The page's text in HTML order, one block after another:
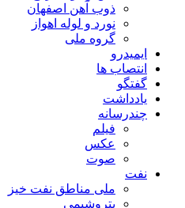
ذوب آهن اصفهان
نورد و لوله اهواز
گروه ملی
ایمیدرو
انتصاب ها
گفتگو
یادداشت
چندرسانه
فیلم
عکس
صوت
نفت
ملی مناطق نفت خیز
پتروشیمی